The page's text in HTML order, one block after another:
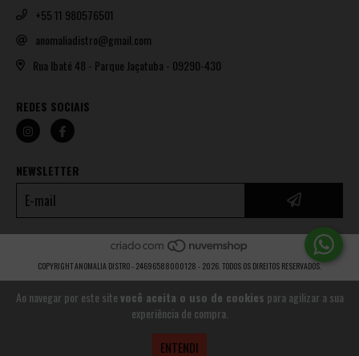
Ao navegar por este sitevocê aceita o uso de cookies para agilizar a sua
experiência de compra.
ENTENDI
+55 11 980576501
anomaliadistro@gmail.com
Rua Ibaté 48 - Parque Jaçatuba - 09290-430
REDES SOCIAIS
NEWSLETTER
COPYRIGHT ANOMALIA DISTRO - 24696588000128 - 2026. TODOS OS DIREITOS RESERVADOS.